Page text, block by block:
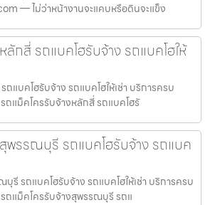
— ไม่ว่าหน้างานจะแคบหรือดินจะแข็ง
ลักสี่ รถแบคโฮรับจ้าง รถแบคโฮให้
แบคโฮรับจ้าง รถแบคโฮให้เช่า บริการครบ
ถแม็คโครรับจ้างหลักสี่ รถแบคโฮรั
พรรณบุรี รถแบคโฮรับจ้าง รถแบค
รี รถแบคโฮรับจ้าง รถแบคโฮให้เช่า บริการครบ
ถแม็คโครรับจ้างสุพรรณบุรี รถแ